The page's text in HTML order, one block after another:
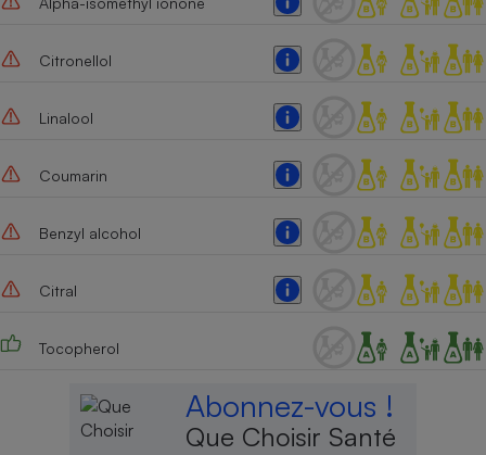
Citronellol
Linalool
Coumarin
Benzyl alcohol
Citral
Tocopherol
Abonnez-vous !
Que Choisir Santé